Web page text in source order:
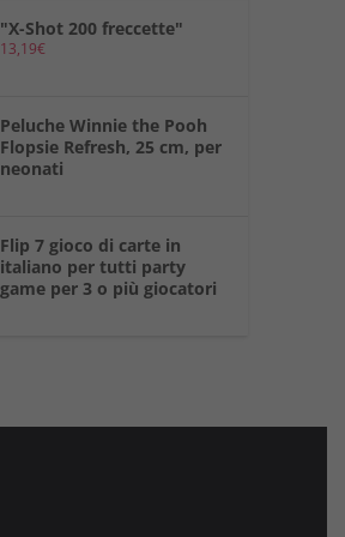
"X-Shot 200 freccette"
13,19€
Peluche Winnie the Pooh
Flopsie Refresh, 25 cm, per
neonati
Flip 7 gioco di carte in
italiano per tutti party
game per 3 o più giocatori